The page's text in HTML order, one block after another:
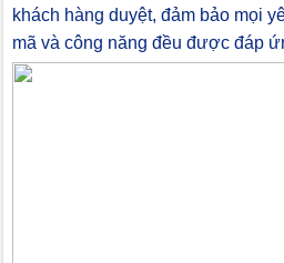
khách hàng duyệt, đảm bảo mọi
mã và công năng đều được đáp